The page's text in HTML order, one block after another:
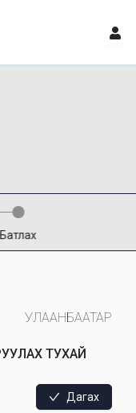
Батлах
УЛААНБААТАР
ТУХАЙ
Дагах